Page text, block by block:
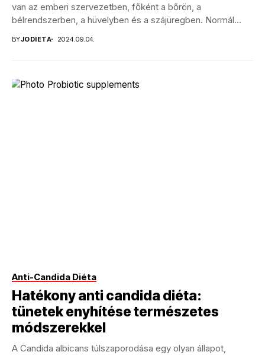
van az emberi szervezetben, főként a bőrön, a
bélrendszerben, a hüvelyben és a szájüregben. Normál...
BYJODIETA 2024.09.04.
Anti-Candida Diéta
Hatékony anti candida diéta:
tünetek enyhítése természetes
módszerekkel
A Candida albicans túlszaporodása egy olyan állapot,